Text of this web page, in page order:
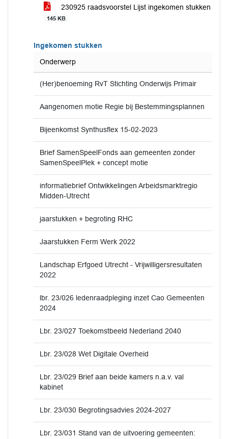
230925 raadsvoorstel Lijst ingekomen stukken
145 KB
Ingekomen stukken
Onderwerp
(Her)benoeming RvT Stichting Onderwijs Primair
Aangenomen motie Regie bij Bestemmingsplannen
Bijeenkomst Synthusflex 15-02-2023
Brief SamenSpeelFonds aan gemeenten zonder
SamenSpeelPlek + concept motie
informatiebrief Ontwikkelingen Arbeidsmarktregio
Midden-Utrecht
jaarstukken + begroting RHC
Jaarstukken Ferm Werk 2022
Landschap Erfgoed Utrecht - Vrijwilligersresultaten
2022
lbr. 23/026 ledenraadpleging inzet Cao Gemeenten
2024
Lbr. 23/027 Toekomstbeeld Nederland 2040
Lbr. 23/028 Wet Digitale Overheid
Lbr. 23/029 Brief aan beide kamers n.a.v. val
kabinet
Lbr. 23/030 Begrotingsadvies 2024-2027
Lbr. 23/031 Stand van de uitvoering gemeenten: